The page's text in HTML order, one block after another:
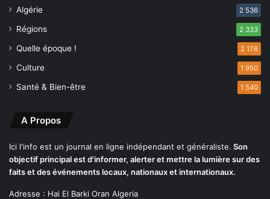
u
c
o
t
e
e
s
d
Algérie 2 536
Régions 2 333
Quelle époque ! 2 176
Culture 1 950
Santé & Bien-être 1 540
A Propos
Ici l'info est un journal en ligne indépendant et généraliste. Son
objectif principal est d'informer, alerter et mettre la lumière sur des
faits et des événements locaux, nationaux et internationaux.
Adresse : Hai El Barki Oran Algeria